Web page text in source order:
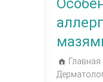
Главная